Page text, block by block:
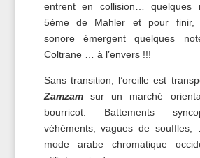
entrent en collision… quelques
5ème de Mahler et pour finir,
sonore émergent quelques
Coltrane … à l’envers !!!
Sans transition, l’oreille est
Zamzamsur un marché
bourricot. Battements
véhéments, vagues de
mode arabe chromatique